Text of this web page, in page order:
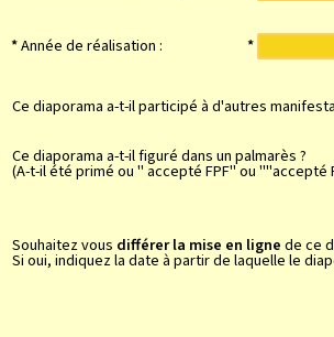
*Année de réalisation : *
Ce diaporama a-t-il participé à d'autres
Ce diaporama a-t-il figuré dans un palmarès ?
(A-t-il été primé ou " accepté FPF" ou ""accepté
Souhaitez vous différer la mise en lignede ce
Si oui, indiquez la date à partir de laquelle le